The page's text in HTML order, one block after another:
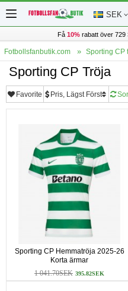
SEK
Få 10%rabatt över 729
Fotbollsfanbutik.com Sporting CP
Sporting CP Tröja
Favorite Pris, Lägst Först
Sporting CP Hemmatröja 2025-26
Korta ärmar
1 041.70SEK 395.82SEK